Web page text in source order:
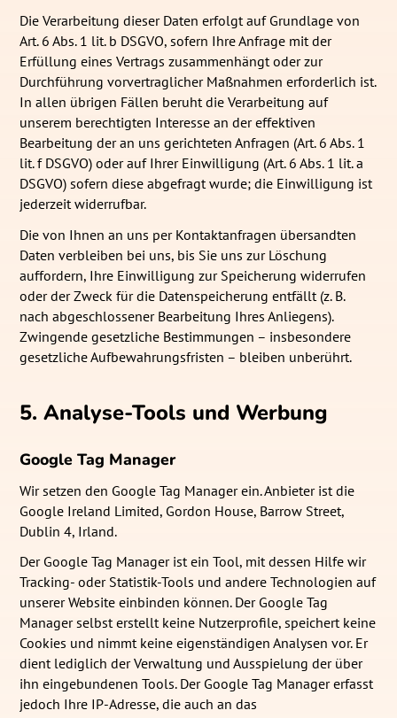
Die Verarbeitung dieser Daten erfolgt auf Grundlage von
Art. 6 Abs. 1 lit. b DSGVO, sofern Ihre Anfrage mit der
Erfüllung eines Vertrags zusammenhängt oder zur
Durchführung vorvertraglicher Maßnahmen erforderlich ist.
In allen übrigen Fällen beruht die Verarbeitung auf
unserem berechtigten Interesse an der effektiven
Bearbeitung der an uns gerichteten Anfragen (Art. 6 Abs. 1
lit. f DSGVO) oder auf Ihrer Einwilligung (Art. 6 Abs. 1 lit. a
DSGVO) sofern diese abgefragt wurde; die Einwilligung ist
jederzeit widerrufbar.
Die von Ihnen an uns per Kontaktanfragen übersandten
Daten verbleiben bei uns, bis Sie uns zur Löschung
auffordern, Ihre Einwilligung zur Speicherung widerrufen
oder der Zweck für die Datenspeicherung entfällt (z. B.
nach abgeschlossener Bearbeitung Ihres Anliegens).
Zwingende gesetzliche Bestimmungen – insbesondere
gesetzliche Aufbewahrungsfristen – bleiben unberührt.
5. Analyse-Tools und Werbung
Google Tag Manager
Wir setzen den Google Tag Manager ein. Anbieter ist die
Google Ireland Limited, Gordon House, Barrow Street,
Dublin 4, Irland.
Der Google Tag Manager ist ein Tool, mit dessen Hilfe wir
Tracking- oder Statistik-Tools und andere Technologien auf
unserer Website einbinden können. Der Google Tag
Manager selbst erstellt keine Nutzerprofile, speichert keine
Cookies und nimmt keine eigenständigen Analysen vor. Er
dient lediglich der Verwaltung und Ausspielung der über
ihn eingebundenen Tools. Der Google Tag Manager erfasst
jedoch Ihre IP-Adresse, die auch an das